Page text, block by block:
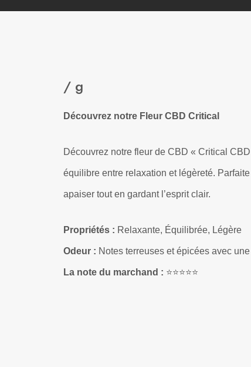
/ g
Découvrez notre Fleur CBD Critical
Découvrez notre fleur de CBD « Critical
équilibre entre relaxation et légèreté.
apaiser tout en gardant l’esprit clair.
Propriétés : Relaxante, Équilibrée, Légère
Odeur : Notes terreuses et épicées avec
La note du marchand : ⭐⭐⭐⭐⭐